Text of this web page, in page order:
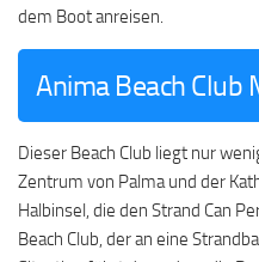
dem Boot anreisen.
Anima Beach Club
Dieser Beach Club liegt nur
Zentrum von Palma und der
Halbinsel, die den Strand Can
Beach Club, der an eine